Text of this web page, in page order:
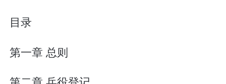
目录
第一章 总则